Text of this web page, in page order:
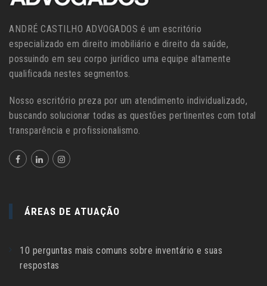
ANDRÉ CASTILHO ADVOGADOS é um escritório
especializado em direito imobiliário e direito da saúde,
possuindo em seu corpo jurídico uma equipe altamente
qualificada nestes segmentos.
Nosso escritório preza por um atendimento individualizado,
buscando solucionar todas as questões pertinentes com total
transparência e profissionalismo.
ÁREAS DE ATUAÇÃO
10 perguntas mais comuns sobre inventário e suas
respostas